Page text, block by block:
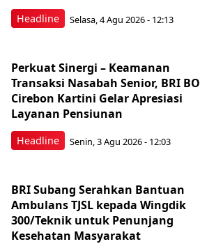
Headline Selasa, 4 Agu 2026 - 12:13
Headline
Perkuat Sinergi – Keamanan
Transaksi Nasabah Senior, BRI BO
Cirebon Kartini Gelar Apresiasi
Layanan Pensiunan
Senin, 3 Agu 2026 - 12:03
BRI Subang Serahkan Bantuan
Ambulans TJSL kepada Wingdik
300/Teknik untuk Penunjang
Kesehatan Masyarakat ​